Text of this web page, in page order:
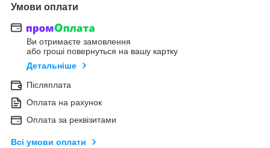
Умови оплати
Ви отримаєте замовлення
або гроші повернуться на вашу картку
Детальніше
Післяплата
Оплата на рахунок
Оплата за реквізитами
Всі умови оплати